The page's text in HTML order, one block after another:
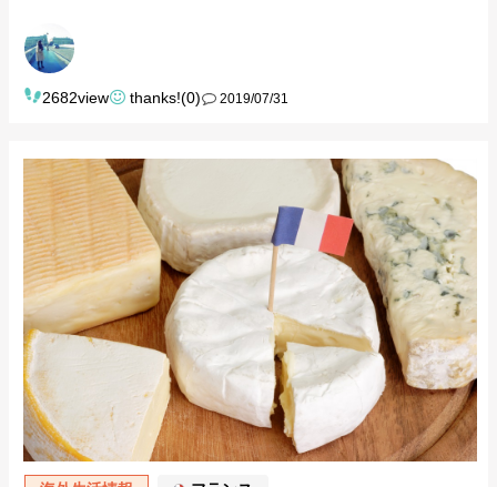
2682view thanks!(0) 2019/07/31